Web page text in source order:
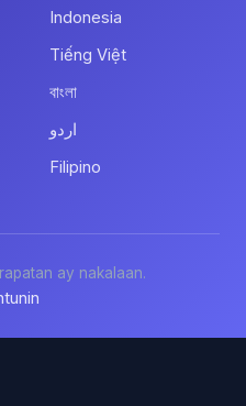
Indonesia
Tiếng Việt
বাংলা
اردو
Filipino
ay nakalaan.